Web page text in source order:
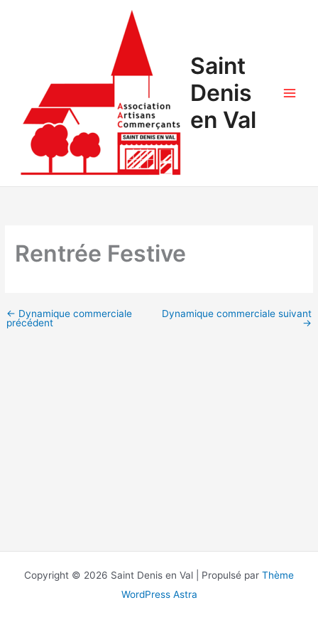
Saint
Denis
en Val
Rentrée Festive
← Dynamique commerciale
précédent
Dynamique commerciale suivant
→
Copyright © 2026 Saint Denis en Val | Propulsé par Thème
WordPress Astra